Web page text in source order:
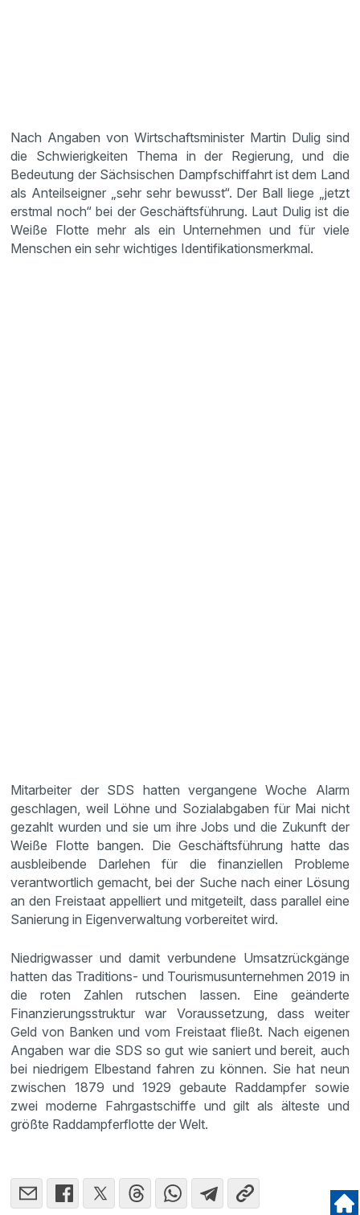
Nach Angaben von Wirtschaftsminister Martin Dulig sind
die Schwierigkeiten Thema in der Regierung, und die
Bedeutung der Sächsischen Dampfschiffahrt ist dem Land
als Anteilseigner „sehr sehr bewusst“. Der Ball liege „jetzt
erstmal noch“ bei der Geschäftsführung. Laut Dulig ist die
Weiße Flotte mehr als ein Unternehmen und für viele
Menschen ein sehr wichtiges Identifikationsmerkmal.
Mitarbeiter der SDS hatten vergangene Woche Alarm
geschlagen, weil Löhne und Sozialabgaben für Mai nicht
gezahlt wurden und sie um ihre Jobs und die Zukunft der
Weiße Flotte bangen. Die Geschäftsführung hatte das
ausbleibende Darlehen für die finanziellen Probleme
verantwortlich gemacht, bei der Suche nach einer Lösung
an den Freistaat appelliert und mitgeteilt, dass parallel eine
Sanierung in Eigenverwaltung vorbereitet wird.
Niedrigwasser und damit verbundene Umsatzrückgänge
hatten das Traditions- und Tourismusunternehmen 2019 in
die roten Zahlen rutschen lassen. Eine geänderte
Finanzierungsstruktur war Voraussetzung, dass weiter
Geld von Banken und vom Freistaat fließt. Nach eigenen
Angaben war die SDS so gut wie saniert und bereit, auch
bei niedrigem Elbestand fahren zu können. Sie hat neun
zwischen 1879 und 1929 gebaute Raddampfer sowie
zwei moderne Fahrgastschiffe und gilt als älteste und
größte Raddampferflotte der Welt.